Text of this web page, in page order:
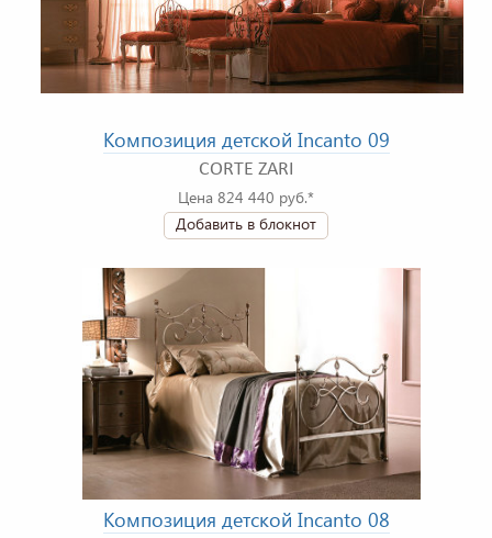
Композиция детской Incanto 09
CORTE ZARI
Цена 824 440 руб.*
Добавить в блокнот
Композиция детской Incanto 08